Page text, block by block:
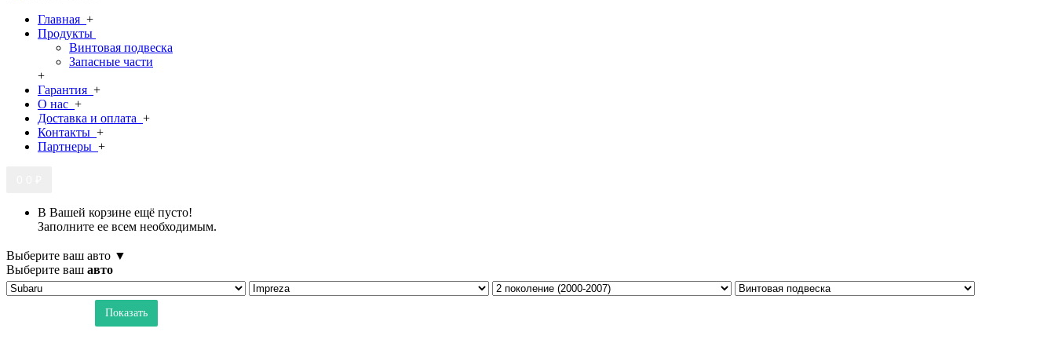
Главная +
Продукты
Винтовая подвеска
Запасные части
+
Гарантия +
О нас +
Доставка и оплата +
Контакты +
Партнеры +
В Вашей корзине ещё пусто!
Заполните ее всем необходимым.
Выберите ваш авто ▼
Выберите ваш авто
Показать